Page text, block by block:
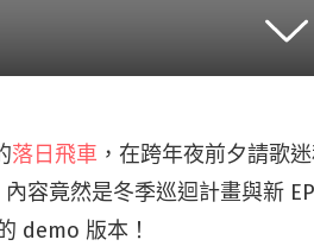
落日飛車 ，在跨年夜前夕請歌
容竟然是冬季巡迴計畫與新
demo 版本！